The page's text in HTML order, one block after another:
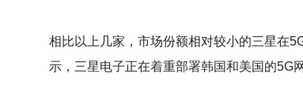
相比以上几家，市场份额相对较小的三星在
示，三星电子正在着重部署韩国和美国的5G